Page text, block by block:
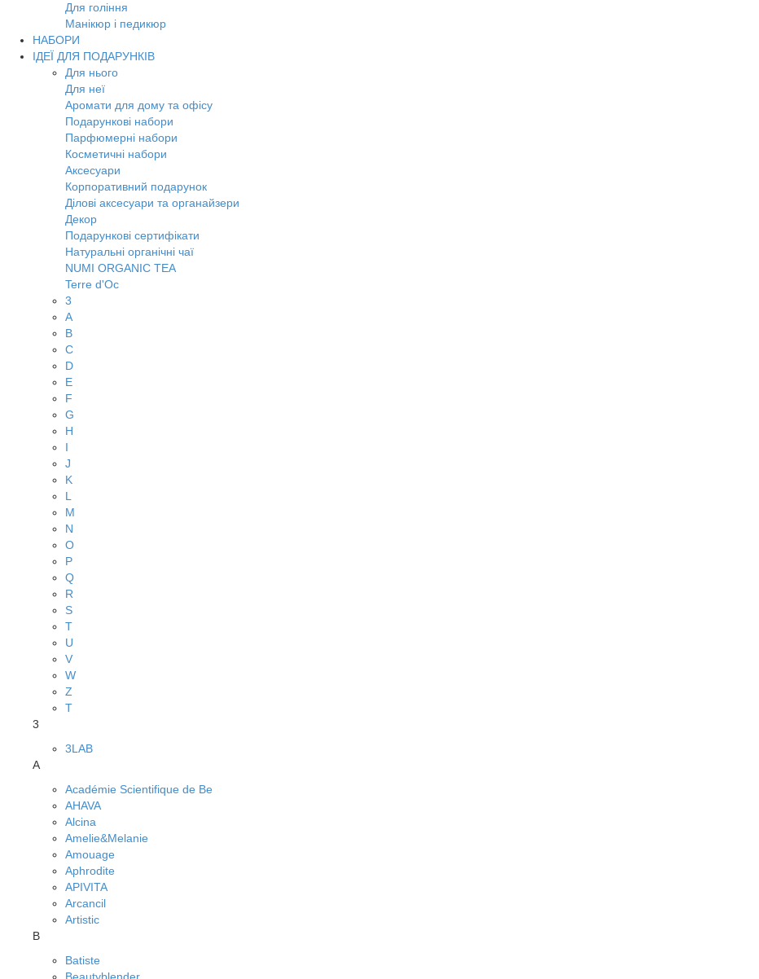
Для гоління
Манікюр і педикюр
НАБОРИ
ІДЕЇ ДЛЯ ПОДАРУНКІВ
Для нього
Для неї
Аромати для дому та офісу
Подарункові набори
Парфюмерні набори
Косметичні набори
Аксесуари
Корпоративний подарунок
Ділові аксесуари та органайзери
Декор
Подарункові сертифікати
Натуральні органічні чаї
NUMI ORGANIC TEA
Terre d'Oc
3
A
B
C
D
E
F
G
H
I
J
K
L
M
N
O
P
Q
R
S
T
U
V
W
Z
Т
3
3LAB
A
Académie Scientifique de Be
AHAVA
Alcina
Amelie&Melanie
Amouage
Aphrodite
APIVITA
Arcancil
Artistic
B
Batiste